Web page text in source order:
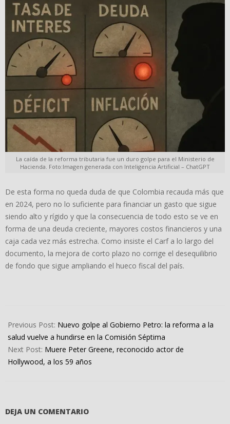
La caída de la reforma tributaria fue un duro golpe para el Ministerio de
Hacienda. Foto:Imagen generada con Inteligencia Artificial – ChatGPT
De esta forma no queda duda de que Colombia recauda más que
en 2024, pero no lo suficiente para financiar un gasto que sigue
siendo alto y rígido y que la consecuencia de todo esto se ve en
forma de una deuda creciente, mayores costos financieros y una
caja cada vez más estrecha. Como insiste el Carf a lo largo del
documento, la mejora de corto plazo no corrige el desequilibrio
de fondo que sigue ampliando el hueco fiscal del país.
12-
16
Previous Post: Nuevo golpe al Gobierno Petro: la reforma a la
salud vuelve a hundirse en la Comisión Séptima
Next Post: Muere Peter Greene, reconocido actor de
Hollywood, a los 59 años
DEJA UN COMENTARIO